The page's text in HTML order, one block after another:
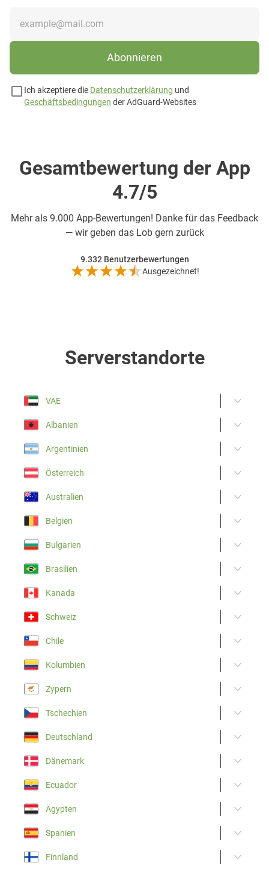
Abonnieren
Ich akzeptiere die Datenschutzerklärung und
Geschäftsbedingungen der AdGuard-Websites
Gesamtbewertung der App
4.7/5
Mehr als 9.000 App-Bewertungen! Danke für das Feedback
— wir geben das Lob gern zurück
9.332 Benutzerbewertungen
Ausgezeichnet!
Serverstandorte
VAE
Albanien
Argentinien
Österreich
Australien
Belgien
Bulgarien
Brasilien
Kanada
Schweiz
Chile
Kolumbien
Zypern
Tschechien
Deutschland
Dänemark
Ecuador
Ägypten
Spanien
Finnland